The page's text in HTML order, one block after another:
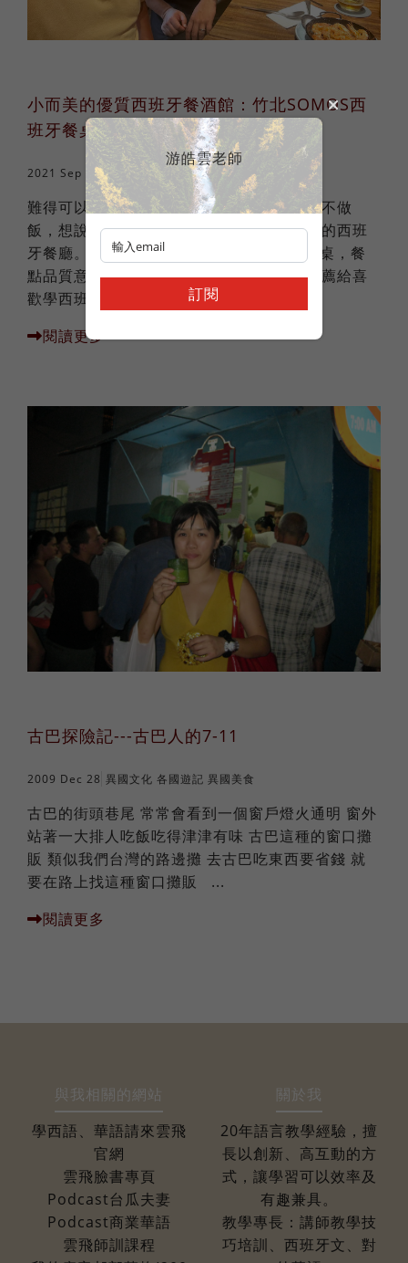
小而美的優質西班牙餐酒館：竹北SOMOS西
班牙餐桌
2021 Sep 20 異國美食
難得可以睡到自然醒的星期天，想繼續發懶不做
飯，想說上網隨便看一下有沒有什麼沒去過的西班
牙餐廳。找到了竹北這間 SOMOS西班牙餐桌，餐
點品質意外地超出我們的期待，一定要來推薦給喜
歡學西班牙語、也喜歡吃...
閱讀更多
古巴探險記---古巴人的7-11
2009 Dec 28 異國文化 各國遊記 異國美食
古巴的街頭巷尾 常常會看到一個窗戶燈火通明 窗外
站著一大排人吃飯吃得津津有味 古巴這種的窗口攤
販 類似我們台灣的路邊攤 去古巴吃東西要省錢 就
要在路上找這種窗口攤販 ...
閱讀更多
與我相關的網站
學西語、華語請來雲飛
官網
雲飛臉書專頁
Podcast台瓜夫妻
Podcast商業華語
雲飛師訓課程
關於我
20年語言教學經驗，擅
長以創新、高互動的方
式，讓學習可以效率及
有趣兼具。
教學專長：講師教學技
巧培訓、西班牙文、對
游皓雲老師
訂閱